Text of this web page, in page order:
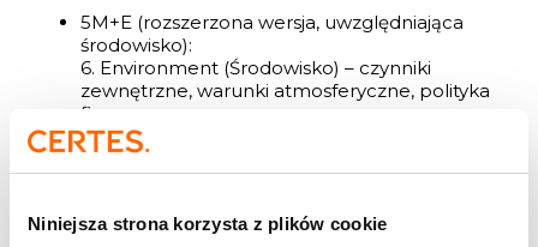
Niniejsza strona korzysta z plików cookie
5M+E (rozszerzona wersja, uwzględniająca
środowisko):
6. Environment (Środowisko) – czynniki
zewnętrzne, warunki atmosferyczne, polityka
firmy.
4S (dla branży usługowej i administracyjnej):
Suppliers (Dostawcy)